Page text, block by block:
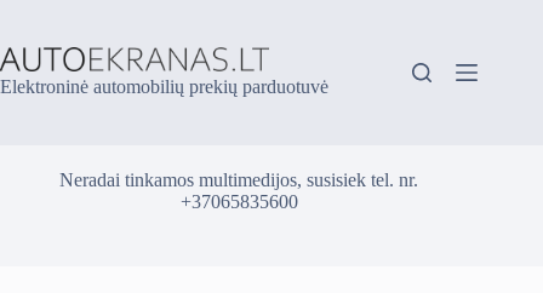
content
Elektroninė automobilių prekių parduotuvė
Neradai tinkamos multimedijos, susisiek tel. nr.
+37065835600